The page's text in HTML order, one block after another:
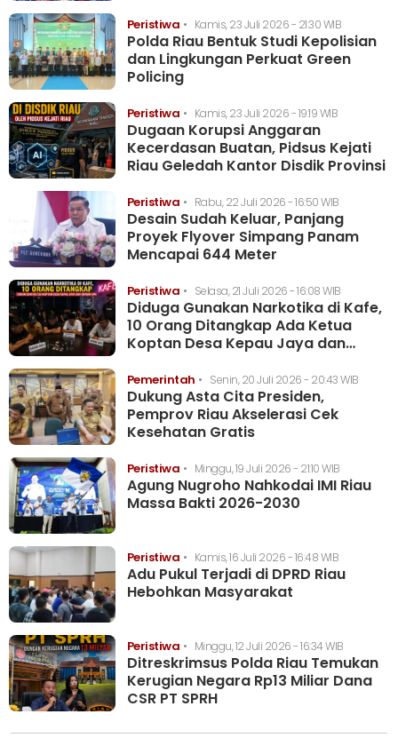
Peristiwa • Kamis, 23 Juli 2026 - 21:30 WIB
Polda Riau Bentuk Studi Kepolisian
dan Lingkungan Perkuat Green
Policing
Peristiwa • Kamis, 23 Juli 2026 - 19:19 WIB
Dugaan Korupsi Anggaran
Kecerdasan Buatan, Pidsus Kejati
Riau Geledah Kantor Disdik Provinsi
Peristiwa • Rabu, 22 Juli 2026 - 16:50 WIB
Desain Sudah Keluar, Panjang
Proyek Flyover Simpang Panam
Mencapai 644 Meter
Peristiwa • Selasa, 21 Juli 2026 - 16:08 WIB
Diduga Gunakan Narkotika di Kafe,
10 Orang Ditangkap Ada Ketua
Koptan Desa Kepau Jaya dan
Pemerintah • Senin, 20 Juli 2026 - 20:43 WIB
Dukung Asta Cita Presiden,
Pemprov Riau Akselerasi Cek
Kesehatan Gratis
Peristiwa • Minggu, 19 Juli 2026 - 21:10 WIB
Agung Nugroho Nahkodai IMI Riau
Massa Bakti 2026-2030
Peristiwa • Kamis, 16 Juli 2026 - 16:48 WIB
Adu Pukul Terjadi di DPRD Riau
Hebohkan Masyarakat
Peristiwa • Minggu, 12 Juli 2026 - 16:34 WIB
Ditreskrimsus Polda Riau Temukan
Kerugian Negara Rp13 Miliar Dana
CSR PT SPRH